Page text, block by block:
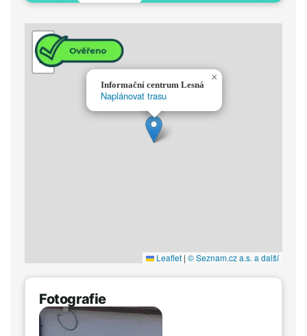
Informační centrum Lesná
Naplánovat trasu
×
+
−
Leaflet | © Seznam.cz a.s. a další
Fotografie